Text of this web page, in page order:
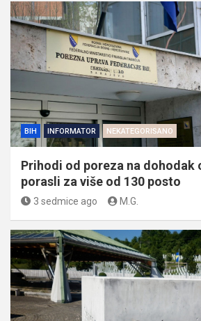
BIH INFORMATOR NEKATEGORISANO
Prihodi od poreza na dohodak
porasli za više od 130 posto
3 sedmice ago M.G.